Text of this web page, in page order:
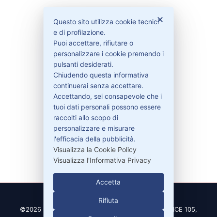
Contattaci
Garanzie
Contatti
329-30.78.513
info@pitdriver.com
©2026 PitDriver | CROCO DEAL S.R.L. VIA DEL SALICE 105,
✕
Questo sito utilizza cookie tecnici
e di profilazione.
Puoi accettare, rifiutare o
personalizzare i cookie premendo i
pulsanti desiderati.
Chiudendo questa informativa
continuerai senza accettare.
Accettando, sei consapevole che i
tuoi dati personali possono essere
raccolti allo scopo di
personalizzare e misurare
l'efficacia della pubblicità.
Visualizza la Cookie Policy
Visualizza l'Informativa Privacy
Accetta
Rifiuta